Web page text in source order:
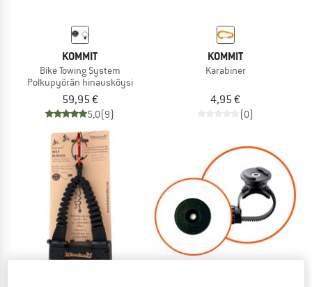
KOMMIT
Bike Towing System
Polkupyörän hinausköysi
59,95 €
5,0(9)
KOMMIT
Karabiner
4,95 €
(0)